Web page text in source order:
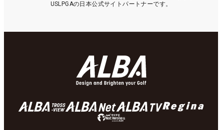
USLPGAの日本公式サイトパートナーです。